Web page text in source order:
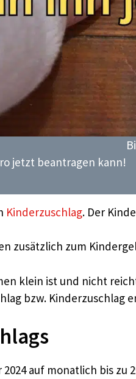
jetzt beantragen kann!
Kinderzuschlag. Der
zusätzlich zum
klein ist und nicht
bzw. Kinderzuschlag
auf monatlich bis